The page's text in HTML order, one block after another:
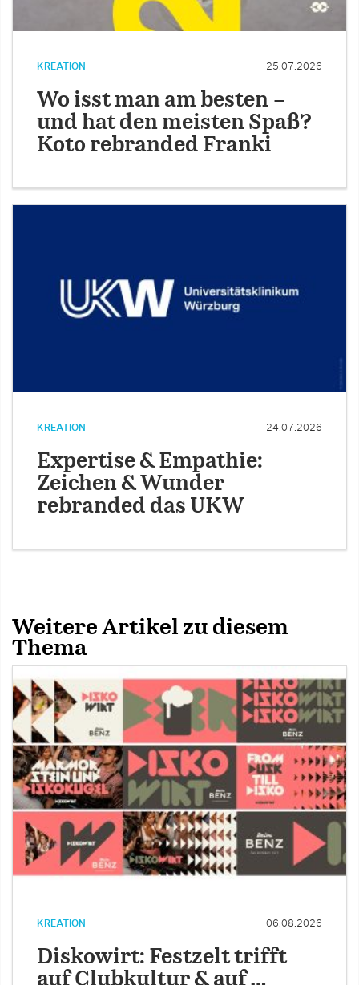
KREATION 25.07.2026
Wo isst man am besten –
und hat den meisten Spaß?
Koto rebranded Franki
KREATION 24.07.2026
Expertise & Empathie:
Zeichen & Wunder
rebranded das UKW
Weitere Artikel zu diesem
Thema
KREATION 06.08.2026
Diskowirt: Festzelt trifft
auf Clubkultur & auf …